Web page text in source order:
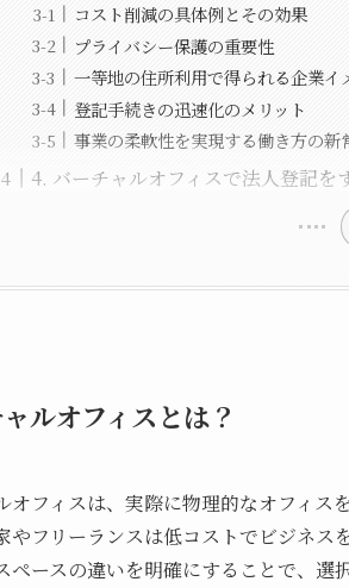
コスト削減の具体例とその効果
プライバシー保護の重要性
一等地の住所利用で得られる企業イ
登記手続きの迅速化のメリット
事業の柔軟性を実現する働き方の新
4. バーチャルオフィスで法人登記を
ルオフィスとは？
オフィスは、実際に物理的なオフィス
やフリーランスは低コストでビジネ
ペースの違いを明確にすることで、